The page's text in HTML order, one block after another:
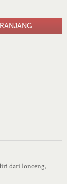
dari lonceng,